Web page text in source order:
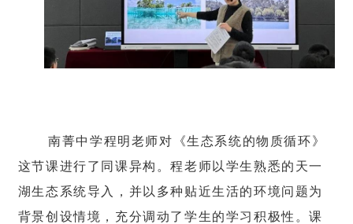
南菁中学程明老师对《生态系统的物质循环》
这节课进行了同课异构。程老师以学生熟悉的天一
湖生态系统导入，并以多种贴近生活的环境问题为
背景创设情境，充分调动了学生的学习积极性。课